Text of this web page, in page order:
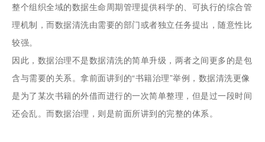
整个组织全域的数据生命周期管理提供科学的、可执行的综合管
理机制，而数据清洗由需要的部门或者独立任务提出，随意性比
较强。
因此，数据治理不是数据清洗的简单升级，两者之间更多的是包
含与需要的关系。拿前面讲到的“书籍治理”举例，数据清洗更像
是为了某次书籍的外借而进行的一次简单整理，但是过一段时间
还会乱。而数据治理，则是前面所讲到的完整的体系。